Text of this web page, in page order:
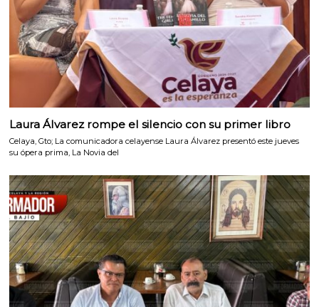
Laura Álvarez rompe el silencio con su primer libro
Celaya, Gto; La comunicadora celayense Laura Álvarez presentó este jueves
su ópera prima, La Novia del